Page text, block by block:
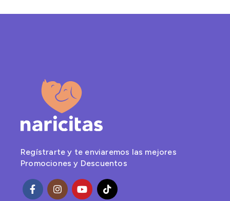
Regístrarte y te enviaremos las mejores
Promociones y Descuentos